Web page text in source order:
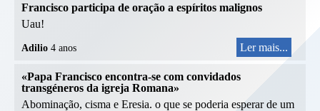
Francisco participa de oração a espíritos malignos
Uau!
Adilio 4 anos Ler mais...
«Papa Francisco encontra-se com convidados
transgéneros da igreja Romana»
Abominação, cisma e Eresia. o que se poderia esperar de um